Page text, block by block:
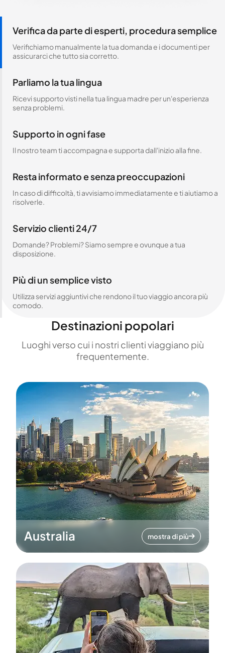
Verifica da parte di esperti, procedura semplice
Verifichiamo manualmente la tua domanda e i documenti per
assicurarci che tutto sia corretto.
Parliamo la tua lingua
Ricevi supporto visti nella tua lingua madre per un'esperienza
senza problemi.
Supporto in ogni fase
Il nostro team ti accompagna e supporta dall'inizio alla fine.
Resta informato e senza preoccupazioni
In caso di difficoltà, ti avvisiamo immediatamente e ti aiutiamo a
risolverle.
Servizio clienti 24/7
Domande? Problemi? Siamo sempre e ovunque a tua
disposizione.
Più di un semplice visto
Utilizza servizi aggiuntivi che rendono il tuo viaggio ancora più
comodo.
Destinazioni popolari
Luoghi verso cui i nostri clienti viaggiano più
frequentemente.
Australia mostra di più